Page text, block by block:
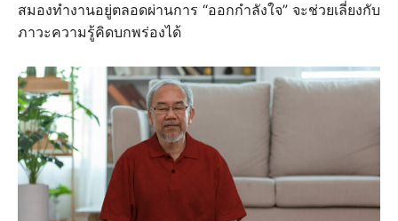
สมองทำงานอยู่ตลอดผ่านการ “ออกกำลังใจ” จะช่วยเลี่ยงกับ
ภาวะความรู้คิดบกพร่องได้